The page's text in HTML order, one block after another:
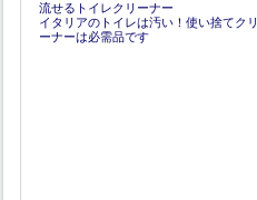
流せるトイレクリーナー
イタリアのトイレは汚い！使い捨てクリ
ーナーは必需品です